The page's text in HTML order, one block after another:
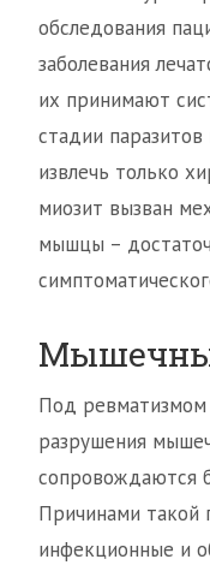
обследования
заболевания
их принимают
стадии
извлечь только
миозит вызван
мышцы –
Под
разрушения
сопровождаются
Причинами такой
инфекционные и